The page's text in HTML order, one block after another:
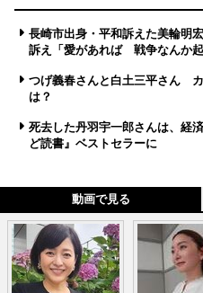
長崎市出身・平和訴えた美輪明
訴え「愛があれば 戦争なんか起
つげ義春さんと白土三平さん
は？
死去した丹羽宇一郎さんは、経
ど読書』ベストセラーに
動画で見る